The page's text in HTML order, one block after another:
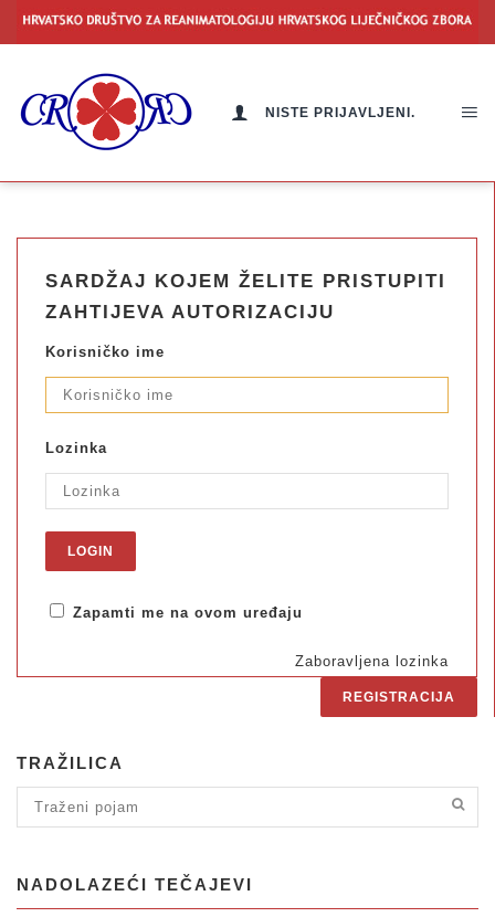
NISTE PRIJAVLJENI.
SARDŽAJ KOJEM ŽELITE PRISTUPITI
ZAHTIJEVA AUTORIZACIJU
Korisničko ime
Lozinka
Zapamti me na ovom uređaju
Zaboravljena lozinka
REGISTRACIJA
TRAŽILICA
NADOLAZEĆI TEČAJEVI